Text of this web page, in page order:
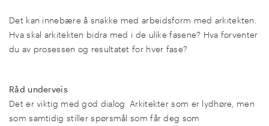
Det kan innebære å snakke med arbeidsform med arkitekten.
Hva skal arkitekten bidra med i de ulike fasene? Hva forventer
du av prosessen og resultatet for hver fase?
Råd underveis
Det er viktig med god dialog. Arkitekter som er lydhøre, men
som samtidig stiller spørsmål som får deg som